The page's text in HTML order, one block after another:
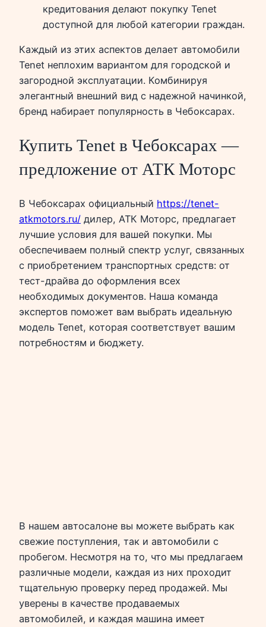
кредитования делают покупку Tenet
доступной для любой категории граждан.
Каждый из этих аспектов делает автомобили
Tenet неплохим вариантом для городской и
загородной эксплуатации. Комбинируя
элегантный внешний вид с надежной начинкой,
бренд набирает популярность в Чебоксарах.
Купить Tenet в Чебоксарах —
предложение от АТК Моторс
В Чебоксарах официальный https://tenet-
atkmotors.ru/ дилер, АТК Моторс, предлагает
лучшие условия для вашей покупки. Мы
обеспечиваем полный спектр услуг, связанных
с приобретением транспортных средств: от
тест-драйва до оформления всех
необходимых документов. Наша команда
экспертов поможет вам выбрать идеальную
модель Tenet, которая соответствует вашим
потребностям и бюджету.
В нашем автосалоне вы можете выбрать как
свежие поступления, так и автомобили с
пробегом. Несмотря на то, что мы предлагаем
различные модели, каждая из них проходит
тщательную проверку перед продажей. Мы
уверены в качестве продаваемых
автомобилей, и каждая машина имеет